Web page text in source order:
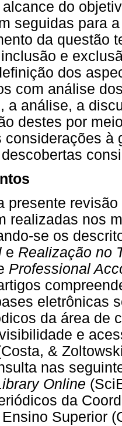
do
seguidas para
da questão
e
dos
com análise
a análise, a
destes por
considerações à
presente
realizadas nos
se os
e Realização no
Professional
eletrônicas
da área de
e
&
nas
Online
da
Superior